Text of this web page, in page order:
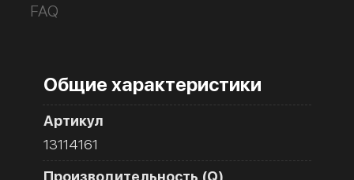
FAQ
Общие характеристики
Артикул
13114161
Производительность (Q)